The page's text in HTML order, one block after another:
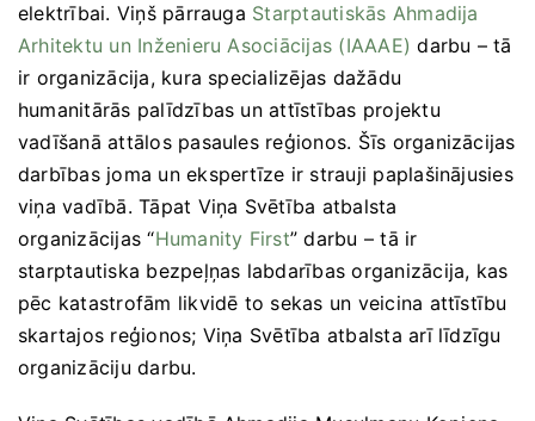
elektrībai. Viņš pārrauga Starptautiskās Ahmadija
Arhitektu un Inženieru Asociācijas (IAAAE) darbu – tā
ir organizācija, kura specializējas dažādu
humanitārās palīdzības un attīstības projektu
vadīšanā attālos pasaules reģionos. Šīs organizācijas
darbības joma un ekspertīze ir strauji paplašinājusies
viņa vadībā. Tāpat Viņa Svētība atbalsta
organizācijas “Humanity First” darbu – tā ir
starptautiska bezpeļņas labdarības organizācija, kas
pēc katastrofām likvidē to sekas un veicina attīstību
skartajos reģionos; Viņa Svētība atbalsta arī līdzīgu
organizāciju darbu.